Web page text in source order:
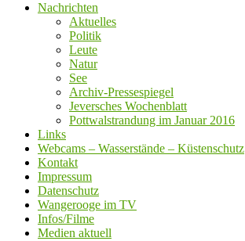
Nachrichten
Aktuelles
Politik
Leute
Natur
See
Archiv-Pressespiegel
Jeversches Wochenblatt
Pottwalstrandung im Januar 2016
Links
Webcams – Wasserstände – Küstenschutz
Kontakt
Impressum
Datenschutz
Wangerooge im TV
Infos/Filme
Medien aktuell